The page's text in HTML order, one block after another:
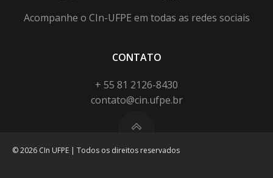
Acompanhe o CIn-UFPE em todas as redes sociais
CONTATO
+ 55 81 2126-8430
contato@cin.ufpe.br
© 2026 CIn UFPE | Todos os direitos reservados